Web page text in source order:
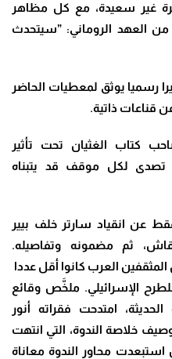
غير سعيدة، مع كل مظاهر
من العهد الروماني: ”سيتحدث
رسميا يوثق لمعطيات الحاضر
قناعات ذاتية.
كتاب الغثيان تحت تأثير
تصدى لكل موقف قد يتبناه
عن انقياد سارتر خلف بيير
ثم مضمونه وتفاصيله.
العرب كانوا أقل عددا
الإسرائيلي. ملخَّص وقائع
امتدحت فقراته أنور
خلاصة الندوة، التي انتهت
استبعدت محاور الندوة معاناة